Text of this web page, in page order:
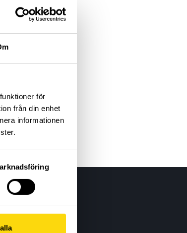
för
från din enhet
informationen